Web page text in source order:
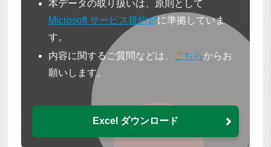
本データの取り扱いは、原則として
Microsoft サービス規約
に準拠していま
す。
内容に関するご質問などは、 こちらからお
願いします。
Excel ダウンロード